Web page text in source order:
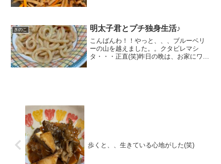
が、、、剥いているう...
きのこ 明太子君とプチ独身生活♪
こんばんわ！！やっと、、、ブルーベリ
ーの山を越えました。。クタビレマシ
タ・・・正直(笑)昨日の晩は、お家にワタ
歩くと、、生きている心地がした(笑)